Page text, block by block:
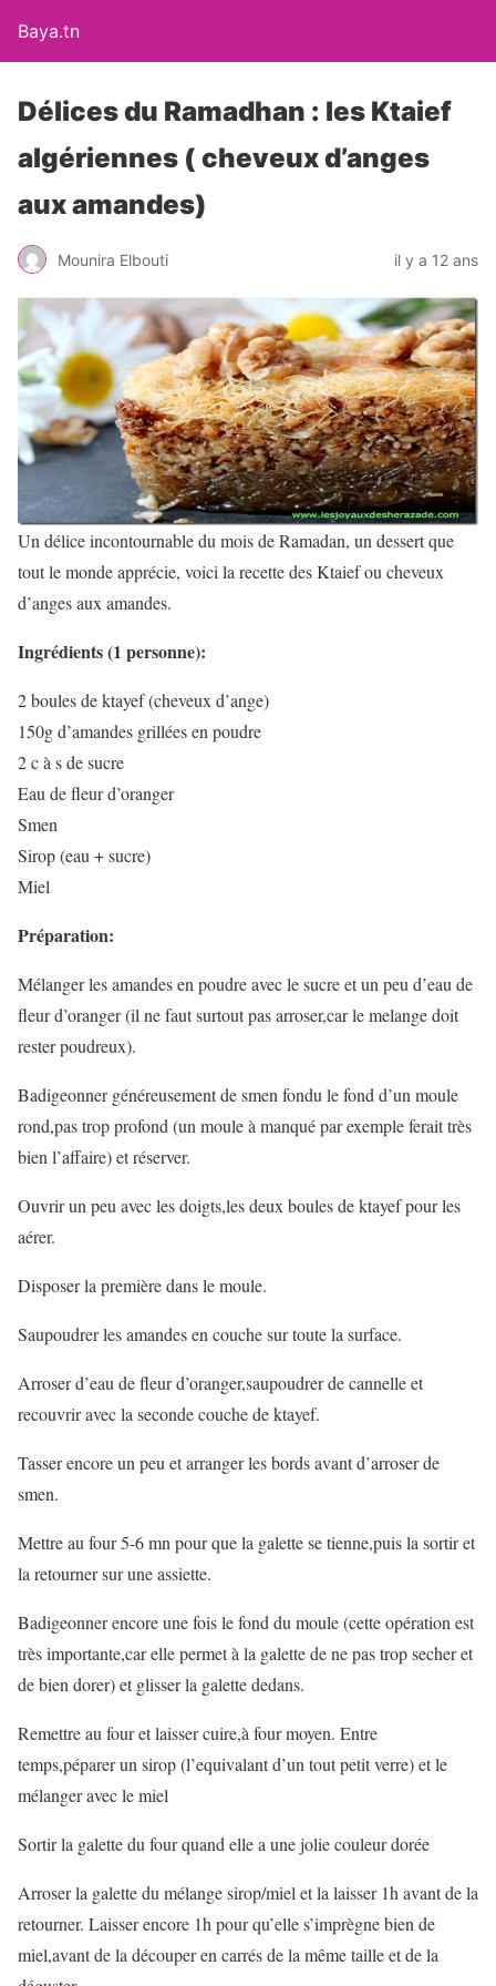
Baya.tn
Délices du Ramadhan : les Ktaief
algériennes ( cheveux d’anges
aux amandes)
Mounira Elbouti il y a 12 ans
Un délice incontournable du mois de Ramadan, un dessert que
tout le monde apprécie, voici la recette des Ktaief ou cheveux
d’anges aux amandes.
Ingrédients (1 personne):
2 boules de ktayef (cheveux d’ange)
150g d’amandes grillées en poudre
2 c à s de sucre
Eau de fleur d’oranger
Smen
Sirop (eau + sucre)
Miel
Préparation:
Mélanger les amandes en poudre avec le sucre et un peu d’eau de
fleur d’oranger (il ne faut surtout pas arroser,car le melange doit
rester poudreux).
Badigeonner généreusement de smen fondu le fond d’un moule
rond,pas trop profond (un moule à manqué par exemple ferait très
bien l’affaire) et réserver.
Ouvrir un peu avec les doigts,les deux boules de ktayef pour les
aérer.
Disposer la première dans le moule.
Saupoudrer les amandes en couche sur toute la surface.
Arroser d’eau de fleur d’oranger,saupoudrer de cannelle et
recouvrir avec la seconde couche de ktayef.
Tasser encore un peu et arranger les bords avant d’arroser de
smen.
Mettre au four 5-6 mn pour que la galette se tienne,puis la sortir et
la retourner sur une assiette.
Badigeonner encore une fois le fond du moule (cette opération est
très importante,car elle permet à la galette de ne pas trop secher et
de bien dorer) et glisser la galette dedans.
Remettre au four et laisser cuire,à four moyen. Entre
temps,péparer un sirop (l’equivalant d’un tout petit verre) et le
mélanger avec le miel
Sortir la galette du four quand elle a une jolie couleur dorée
Arroser la galette du mélange sirop/miel et la laisser 1h avant de la
retourner. Laisser encore 1h pour qu’elle s’imprègne bien de
miel,avant de la découper en carrés de la même taille et de la